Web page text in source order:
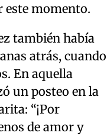
este momento.
también había
atrás, cuando
En aquella
un posteo en la
“¡Por
de amor y